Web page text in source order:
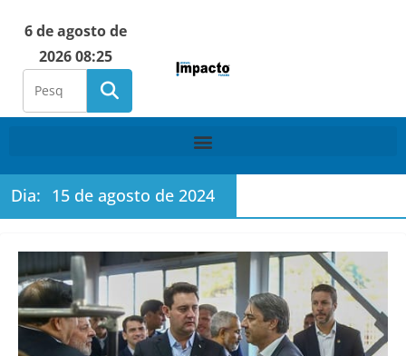
6 de agosto de
2026 08:25
Dia: 15 de agosto de 2024